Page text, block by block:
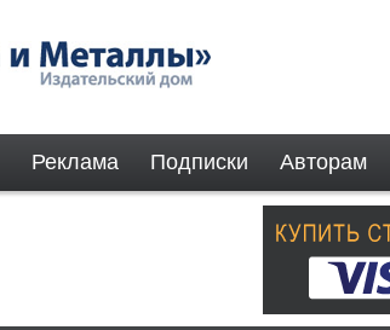
Реклама Подписки Авторам